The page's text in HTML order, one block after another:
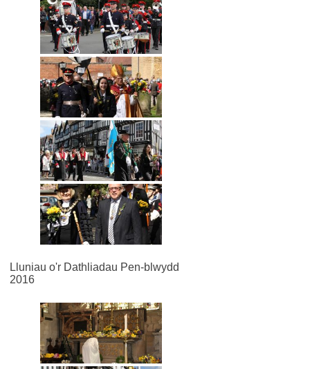
Lluniau o'r Dathliadau Pen-blwydd
2016